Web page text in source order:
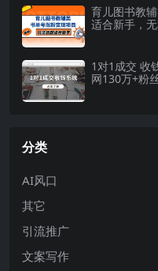
育儿图书教
适合新手，
1对1成交 收
网130万+粉
分类
AI风口
其它
引流推广
文案写作